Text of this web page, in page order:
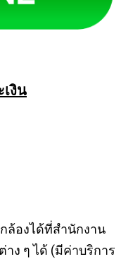
งิน
ล้องได้ที่สำนักงาน
ง ๆ ได้ (มีค่าบริการ